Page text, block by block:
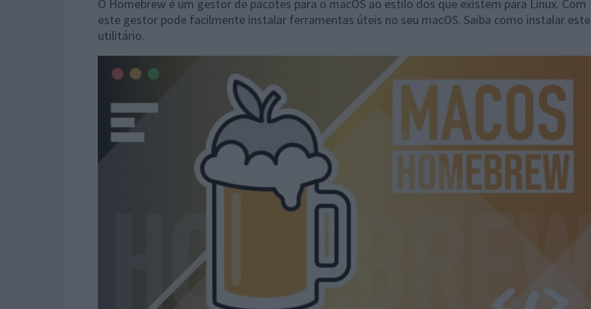
O Homebrew é um gestor de pacotes para o macOS ao estilo dos que existem para Linux. Com
este gestor pode facilmente instalar ferramentas úteis no seu macOS. Saiba como instalar este
utilitário.